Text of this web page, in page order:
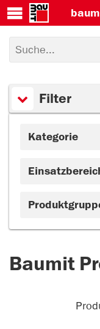
Filter
Kategorie
Baumit